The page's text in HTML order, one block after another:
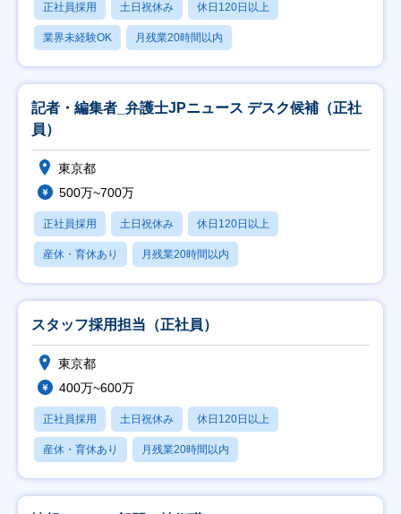
正社員採用 土日祝休み 休日120日以上
業界未経験OK 月残業20時間以内
記者・編集者_弁護士JPニュース デスク候補（正社
員）
東京都
500万~700万
正社員採用 土日祝休み 休日120日以上
産休・育休あり 月残業20時間以内
スタッフ採用担当（正社員）
東京都
400万~600万
正社員採用 土日祝休み 休日120日以上
産休・育休あり 月残業20時間以内